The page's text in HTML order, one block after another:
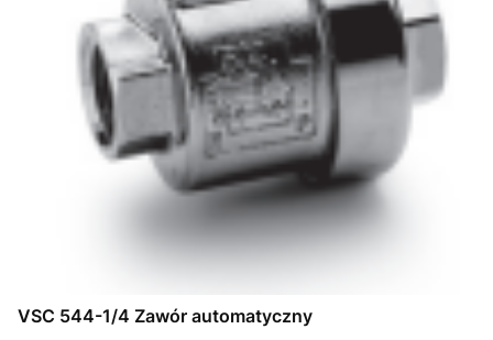
VSC 544-1/4 Zawór automatyczny